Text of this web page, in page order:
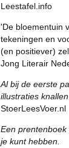
Leestafel.info
'De bloementuin
tekeningen en
(en positiever)
Jong Literair
Al bij de eerste
illustraties
StoerLeesVoer.nl
Een
je kunt hebben.